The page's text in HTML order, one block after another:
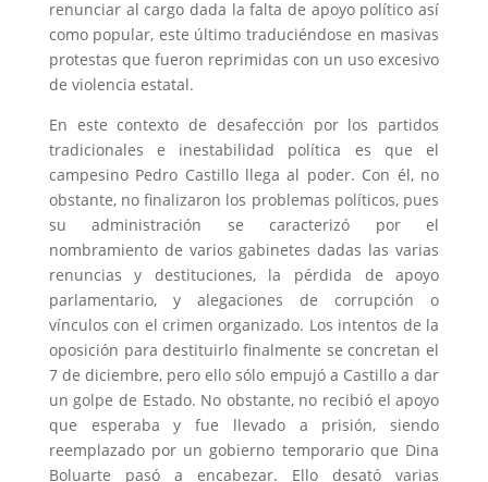
renunciar al cargo dada la falta de apoyo político así
como popular, este último traduciéndose en masivas
protestas que fueron reprimidas con un uso excesivo
de violencia estatal.
En este contexto de desafección por los partidos
tradicionales e inestabilidad política es que el
campesino Pedro Castillo llega al poder. Con él, no
obstante, no finalizaron los problemas políticos, pues
su administración se caracterizó por el
nombramiento de varios gabinetes dadas las varias
renuncias y destituciones, la pérdida de apoyo
parlamentario, y alegaciones de corrupción o
vínculos con el crimen organizado. Los intentos de la
oposición para destituirlo finalmente se concretan el
7 de diciembre, pero ello sólo empujó a Castillo a dar
un golpe de Estado. No obstante, no recibió el apoyo
que esperaba y fue llevado a prisión, siendo
reemplazado por un gobierno temporario que Dina
Boluarte pasó a encabezar. Ello desató varias